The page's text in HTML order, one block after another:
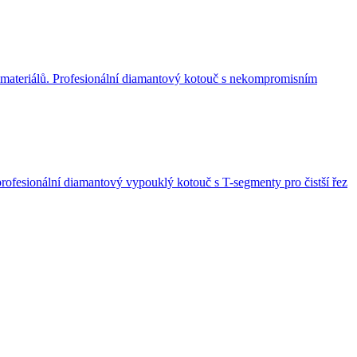
Profesionální diamantový kotouč s nekompromisním
diamantový vypouklý kotouč s T-segmenty pro čistší řez